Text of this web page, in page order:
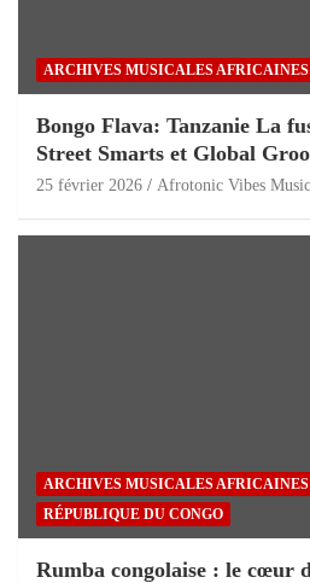
ARCHIVES MUSICALES AFRICAINES
Bongo Flava: Tanzanie La
Street Smarts et Global
25 février 2026 Afrotonic Vibes Music
ARCHIVES MUSICALES AFRICAINES
RÉPUBLIQUE DU CONGO
Rumba congolaise : le cœur